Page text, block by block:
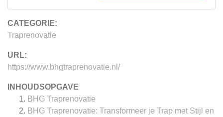
CATEGORIE:
Traprenovatie
URL:
https://www.bhgtraprenovatie.nl/
INHOUDSOPGAVE
BHG Traprenovatie
BHG Traprenovatie: Transformeer je Trap met Stijl en